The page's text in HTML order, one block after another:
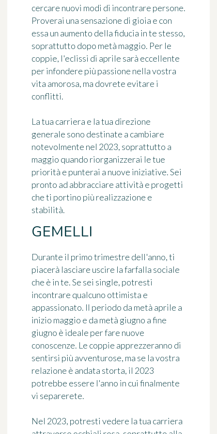
cercare nuovi modi di incontrare persone.
Proverai una sensazione di gioia e con
essa un aumento della fiducia in te stesso,
soprattutto dopo metà maggio. Per le
coppie, l'eclissi di aprile sarà eccellente
per infondere più passione nella vostra
vita amorosa, ma dovrete evitare i
conflitti.
La tua carriera e la tua direzione
generale sono destinate a cambiare
notevolmente nel 2023, soprattutto a
maggio quando riorganizzerai le tue
priorità e punterai a nuove iniziative. Sei
pronto ad abbracciare attività e progetti
che ti portino più realizzazione e
stabilità.
GEMELLI
Durante il primo trimestre dell'anno, ti
piacerà lasciare uscire la farfalla sociale
che è in te. Se sei single, potresti
incontrare qualcuno ottimista e
appassionato. Il periodo da metà aprile a
inizio maggio e da metà giugno a fine
giugno è ideale per fare nuove
conoscenze. Le coppie apprezzeranno di
sentirsi più avventurose, ma se la vostra
relazione è andata storta, il 2023
potrebbe essere l'anno in cui finalmente
vi separerete.
Nel 2023, potresti vedere la tua carriera